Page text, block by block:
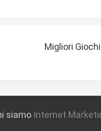
Migliori
siamo Internet